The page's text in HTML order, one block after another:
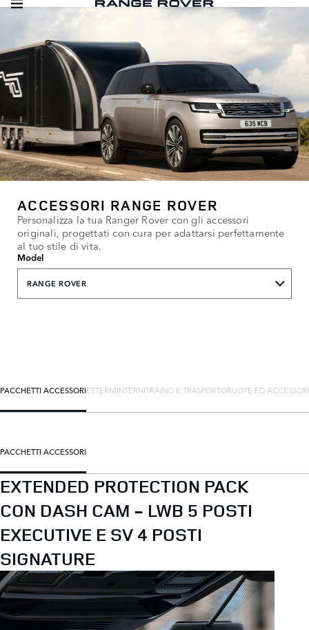
ACCESSORI RANGE ROVER
Personalizza la tua Ranger Rover con gli accessori
originali, progettati con cura per adattarsi perfettamente
al tuo stile di vita.
Model
RANGE ROVER
PACCHETTI ACCESSORIESTERNIINTERNITRAINO E TRASPORTORUOTE ED ACCESSORI
PACCHETTI ACCESSORI
EXTENDED PROTECTION PACK
CON DASH CAM - LWB 5 POSTI
EXECUTIVE E SV 4 POSTI
SIGNATURE